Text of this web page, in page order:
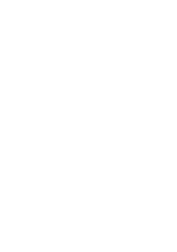
Aires y del partido de La
informado sobre